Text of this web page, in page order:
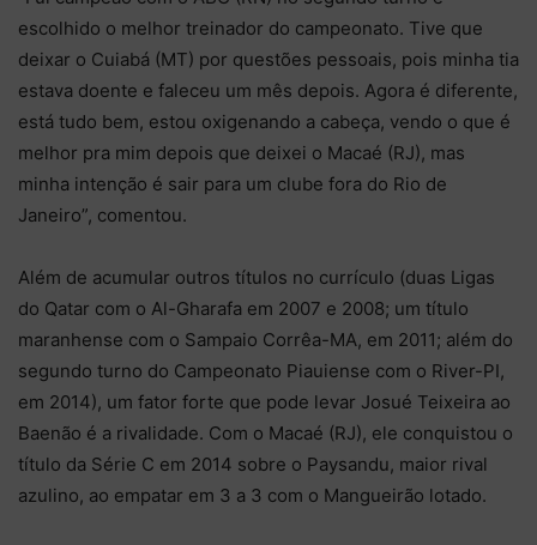
escolhido o melhor treinador do campeonato. Tive que
deixar o Cuiabá (MT) por questões pessoais, pois minha tia
estava doente e faleceu um mês depois. Agora é diferente,
está tudo bem, estou oxigenando a cabeça, vendo o que é
melhor pra mim depois que deixei o Macaé (RJ), mas
minha intenção é sair para um clube fora do Rio de
Janeiro”, comentou.
Além de acumular outros títulos no currículo (duas Ligas
do Qatar com o Al-Gharafa em 2007 e 2008; um título
maranhense com o Sampaio Corrêa-MA, em 2011; além do
segundo turno do Campeonato Piauiense com o River-PI,
em 2014), um fator forte que pode levar Josué Teixeira ao
Baenão é a rivalidade. Com o Macaé (RJ), ele conquistou o
título da Série C em 2014 sobre o Paysandu, maior rival
azulino, ao empatar em 3 a 3 com o Mangueirão lotado.